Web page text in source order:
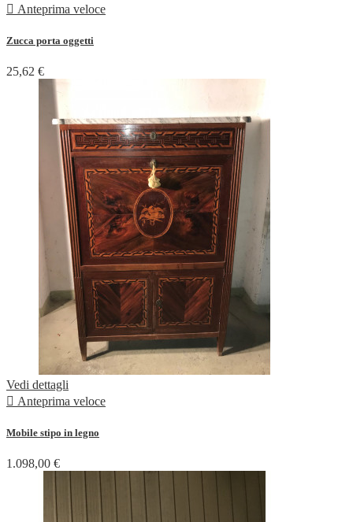
 Anteprima veloce
Zucca porta oggetti
25,62 €
Vedi dettagli
 Anteprima veloce
Mobile stipo in legno
1.098,00 €